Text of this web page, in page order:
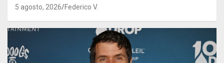
5 agosto, 2026 Federico V.